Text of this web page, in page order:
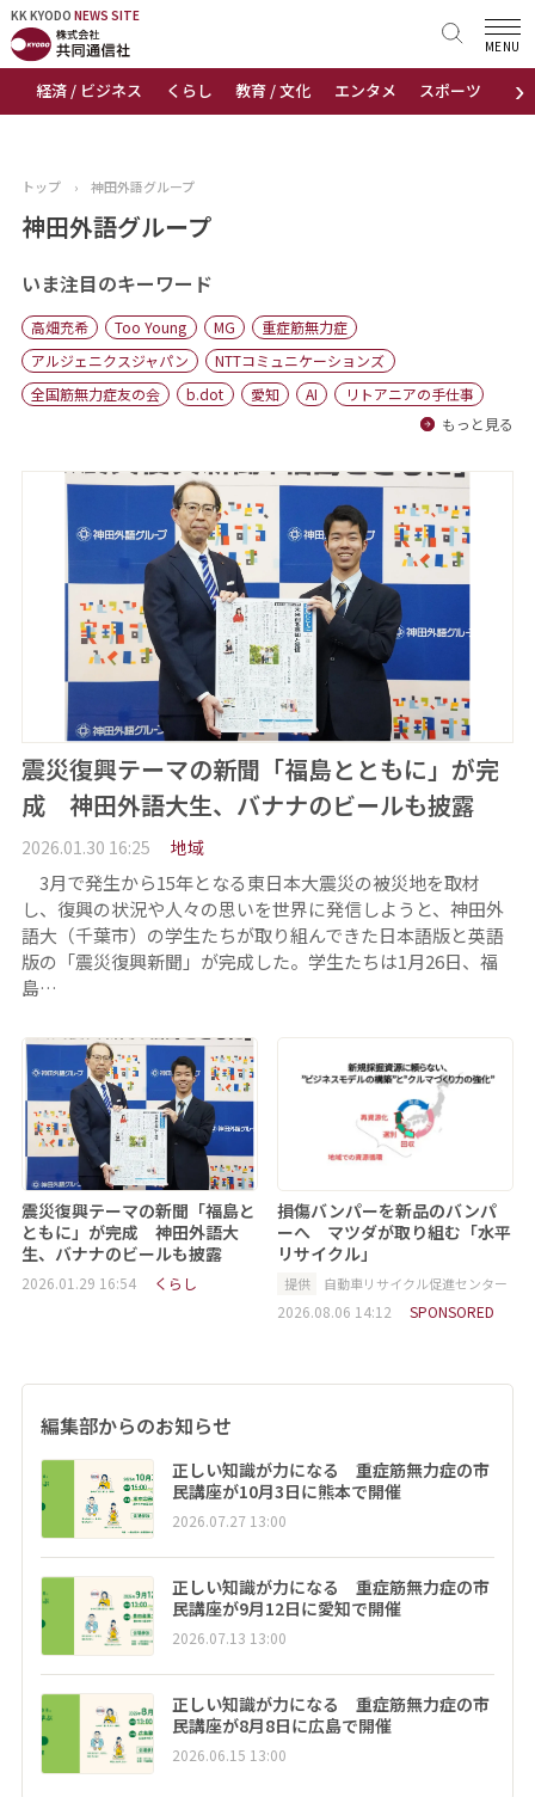
KK KYODO NEWS SITE
›
経済 / ビジネス くらし 教育 / 文化 エンタメ スポーツ 地域
MENU
KK KYODONEWS SITE
トップページ
ニュース
おすすめコンテンツ
出版物
会社概要
トップ › 神田外語グループ
神田外語グループ
いま注目のキーワード
高畑充希 Too Young MG
重症筋無力症
アルジェニクスジャパン
NTTコミュニケーションズ
全国筋無力症友の会
b.dot 愛知 AI
リトアニアの手仕事
もっと見る
震災復興テーマの新聞「福島とともに」が完
成 神田外語大生、バナナのビールも披露
2026.01.30 16:25 地域
3月で発生から15年となる東日本大震災の被災地を取材
し、復興の状況や人々の思いを世界に発信しようと、神田外
語大（千葉市）の学生たちが取り組んできた日本語版と英語
版の「震災復興新聞」が完成した。学生たちは1月26日、福
島…
震災復興テーマの新聞「福島と
ともに」が完成 神田外語大
生、バナナのビールも披露
2026.01.29 16:54 くらし
損傷バンパーを新品のバンパ
ーへ マツダが取り組む「水平
リサイクル」
提供 自動車リサイクル促進センター
2026.08.06 14:12 SPONSORED
編集部からのお知らせ
正しい知識が力になる 重症筋無力症の市
民講座が10月3日に熊本で開催
2026.07.27 13:00
正しい知識が力になる 重症筋無力症の市
民講座が9月12日に愛知で開催
2026.07.13 13:00
正しい知識が力になる 重症筋無力症の市
民講座が8月8日に広島で開催
2026.06.15 13:00